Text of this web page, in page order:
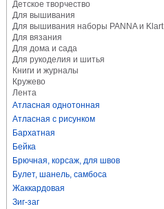
Детское творчество
Для вышивания
Для вышивания наборы PANNA и Klart
Для вязания
Для дома и сада
Для рукоделия и шитья
Книги и журналы
Кружево
Лента
Атласная однотонная
Атласная с рисунком
Бархатная
Бейка
Брючная, корсаж, для швов
Булет, шанель, самбоса
Жаккардовая
Зиг-заг